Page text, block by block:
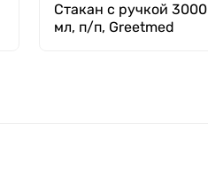
Стакан с ручкой 3000
мл, п/п, Greetmed